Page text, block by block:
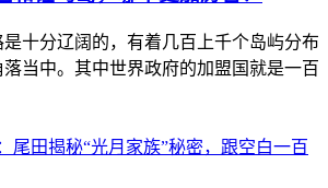
十分辽阔的，有着几百上千个岛屿分布
当中。其中世界政府的加盟国就是一百